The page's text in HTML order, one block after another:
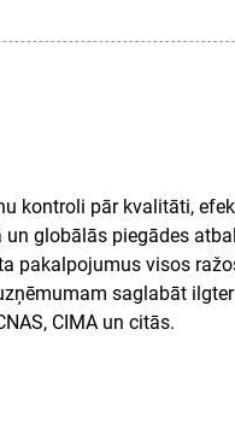
kontroli pār kvalitāti,
globālās piegādes
pakalpojumus visos
saglabāt
CIMA un citās.